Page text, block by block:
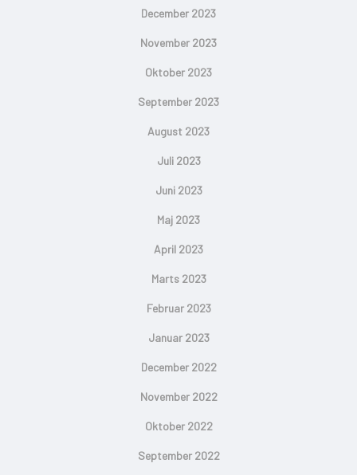
December 2023
November 2023
Oktober 2023
September 2023
August 2023
Juli 2023
Juni 2023
Maj 2023
April 2023
Marts 2023
Februar 2023
Januar 2023
December 2022
November 2022
Oktober 2022
September 2022